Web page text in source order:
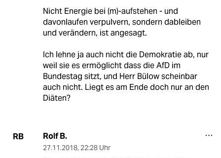
Nicht Energie bei (m)-aufstehen - und
davonlaufen verpulvern, sondern dableiben
und verändern, ist angesagt.
Ich lehne ja auch nicht die Demokratie ab, nur
weil sie es ermöglicht dass die AfD im
Bundestag sitzt, und Herr Bülow scheinbar
auch nicht. Liegt es am Ende doch nur an den
Diäten?
RB Rolf B.
27.11.2018, 22:28 Uhr